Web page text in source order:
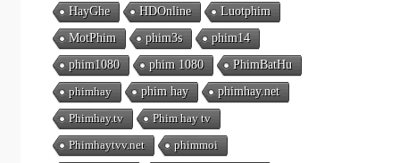
HayGhe
HDOnline
Luotphim
MotPhim
phim3s
phim14
phim1080
phim 1080
PhimBatHu
phimhay
phim hay
phimhay.net
Phimhay.tv
Phim hay tv
Phimhaytvv.net
phimmoi